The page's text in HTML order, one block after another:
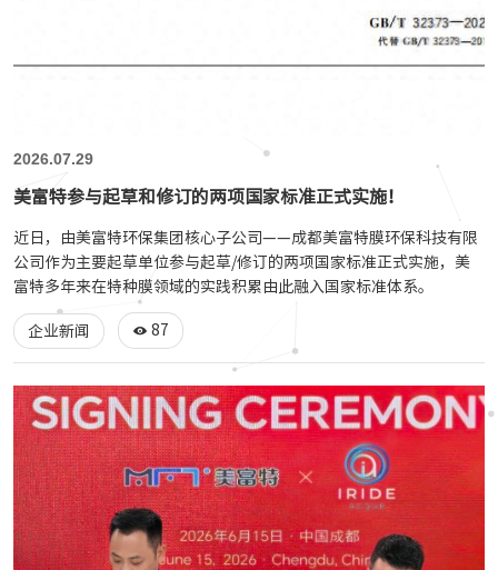
2026.07.29
美富特参与起草和修订的两项国家标准正式实施！
近日，由美富特环保集团核心子公司——成都美富特膜环保科技有限
公司作为主要起草单位参与起草/修订的两项国家标准正式实施，美
富特多年来在特种膜领域的实践积累由此融入国家标准体系。
企业新闻 87